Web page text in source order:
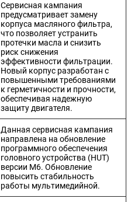
Сервисная кампания
предусматривает замену
корпуса масляного фильтра,
что позволяет устранить
протечки масла и снизить
риск снижения
эффективности фильтрации.
Новый корпус разработан с
повышенными требованиями
к герметичности и прочности,
обеспечивая надежную
защиту двигателя.
Данная сервисная кампания
направлена на обновление
программного обеспечения
головного устройства (HUT)
версии M6. Обновление
повысить стабильность
работы мультимедийной.